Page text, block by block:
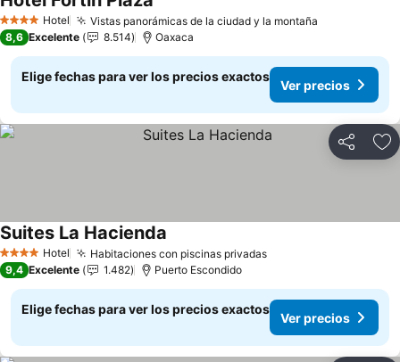
4 EstrellasHotel Vistas panorámicas de la ciudad y la montaña
8,6 Excelente 8.514 Oaxaca
Elige fechas para ver los precios exactos
Ver precios
Compartir
4 EstrellasHotel Habitaciones con piscinas privadas
Suites La Hacienda
9,4 Excelente 1.482 Puerto Escondido
Elige fechas para ver los precios exactos
Ver precios